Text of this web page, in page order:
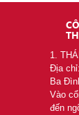
1.
Địa
Ba
Vào
đến